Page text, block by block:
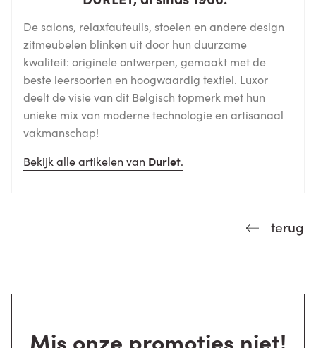
De salons, relaxfauteuils, stoelen en andere design
zitmeubelen blinken uit door hun duurzame
kwaliteit: originele ontwerpen, gemaakt met de
beste leersoorten en hoogwaardig textiel. Luxor
deelt de visie van dit Belgisch topmerk met hun
unieke mix van moderne technologie en artisanaal
vakmanschap!
Bekijk alle artikelen van Durlet.
terug
Mis onze promoties niet!